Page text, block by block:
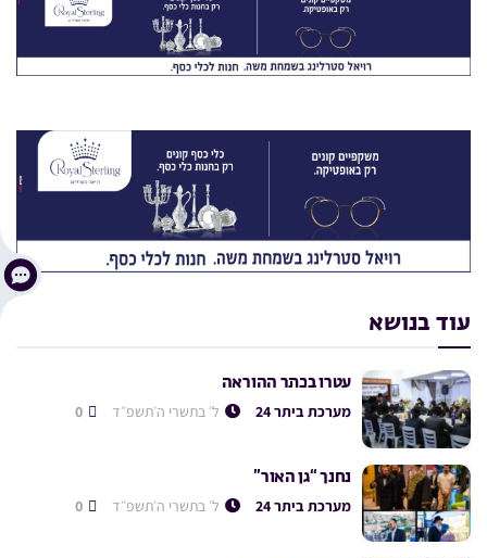
עוד בנושא
עטרו בכתר ההוראה
מערכת ביתר 24 ל׳ בתשרי ה׳תשפ״ד
נחנך “גן האור”
מערכת ביתר 24 ל׳ בתשרי ה׳תשפ״ד